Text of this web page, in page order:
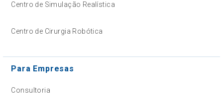
Centro de Simulação Realística
Centro de Cirurgia Robótica
Para Empresas
Consultoria